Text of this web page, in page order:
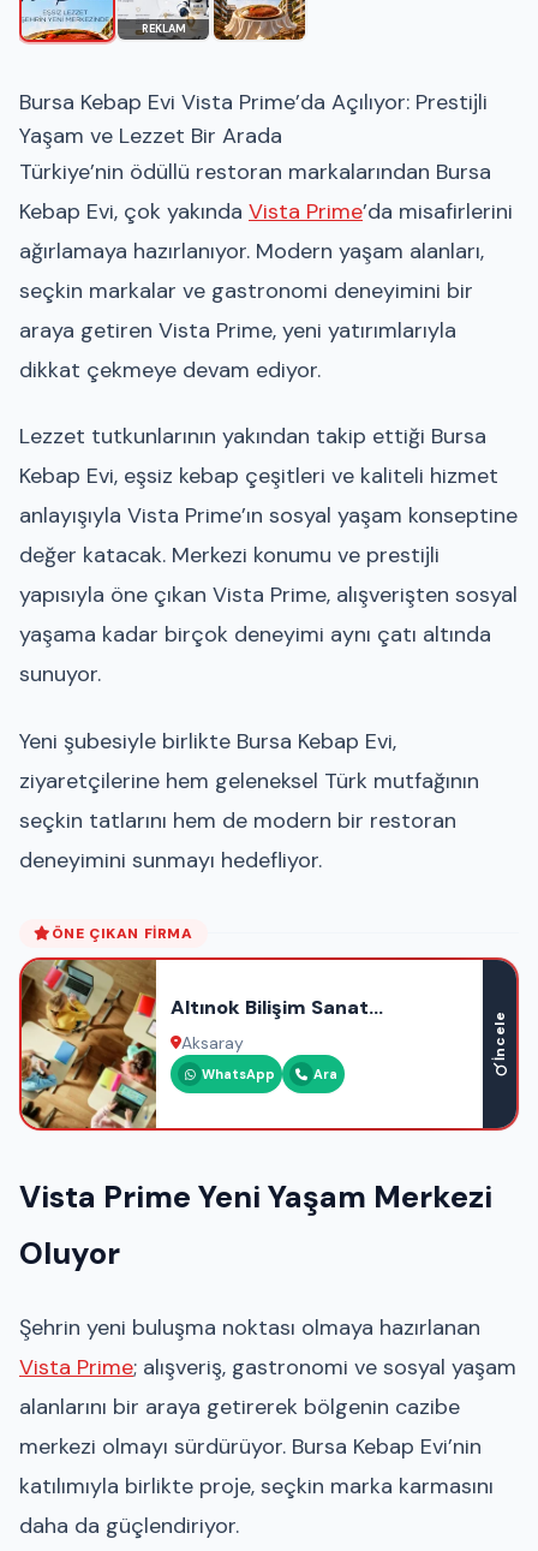
REKLAM
Bursa Kebap Evi Vista Prime’da Açılıyor: Prestijli
Yaşam ve Lezzet Bir Arada
Türkiye’nin ödüllü restoran markalarından Bursa
Kebap Evi, çok yakında Vista Prime’da misafirlerini
ağırlamaya hazırlanıyor. Modern yaşam alanları,
seçkin markalar ve gastronomi deneyimini bir
araya getiren Vista Prime, yeni yatırımlarıyla
dikkat çekmeye devam ediyor.
Lezzet tutkunlarının yakından takip ettiği Bursa
Kebap Evi, eşsiz kebap çeşitleri ve kaliteli hizmet
anlayışıyla Vista Prime’ın sosyal yaşam konseptine
değer katacak. Merkezi konumu ve prestijli
yapısıyla öne çıkan Vista Prime, alışverişten sosyal
yaşama kadar birçok deneyimi aynı çatı altında
sunuyor.
Yeni şubesiyle birlikte Bursa Kebap Evi,
ziyaretçilerine hem geleneksel Türk mutfağının
seçkin tatlarını hem de modern bir restoran
deneyimini sunmayı hedefliyor.
ÖNE ÇIKAN FIRMA
Altınok Bilişim Sanat
Akademisi
Aksaray
WhatsApp Ara
İncele
Vista Prime Yeni Yaşam Merkezi
Oluyor
Şehrin yeni buluşma noktası olmaya hazırlanan
Vista Prime; alışveriş, gastronomi ve sosyal yaşam
alanlarını bir araya getirerek bölgenin cazibe
merkezi olmayı sürdürüyor. Bursa Kebap Evi’nin
katılımıyla birlikte proje, seçkin marka karmasını
daha da güçlendiriyor.